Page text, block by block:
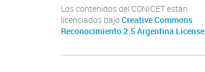
Los contenidos del CONICET están
licenciados bajo Creative Commons
Reconocimiento 2.5 Argentina License